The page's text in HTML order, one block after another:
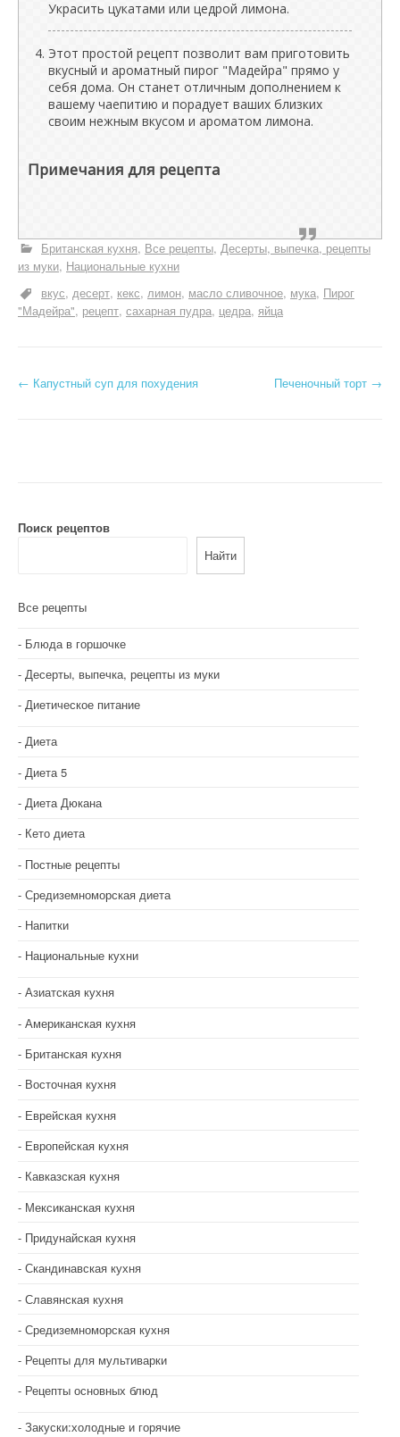
Украсить цукатами или цедрой лимона.
Этот простой рецепт позволит вам приготовить
вкусный и ароматный пирог "Мадейра" прямо у
себя дома. Он станет отличным дополнением к
вашему чаепитию и порадует ваших близких
своим нежным вкусом и ароматом лимона.
Примечания для рецепта
Британская кухня Все рецепты Десерты, выпечка, рецепты
из муки Национальные кухни
вкус десерт кекс лимон масло сливочное мука Пирог
"Мадейра" рецепт сахарная пудра цедра яйца
Н
г
и
я
п
о
з
а
п
и
с
я
м
← Капустный суп для похудения Печеночный торт →
Поиск рецептов
Найти
Все рецепты
Блюда в горшочке
Десерты, выпечка, рецепты из муки
Диетическое питание
Диета
Диета 5
Диета Дюкана
Кето диета
Постные рецепты
Средиземноморская диета
Напитки
Национальные кухни
Азиатская кухня
Американская кухня
Британская кухня
Восточная кухня
Еврейская кухня
Европейская кухня
Кавказская кухня
Мексиканская кухня
Придунайская кухня
Скандинавская кухня
Славянская кухня
Средиземноморская кухня
Рецепты для мультиварки
Рецепты основных блюд
Закуски:холодные и горячие